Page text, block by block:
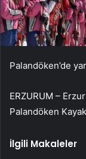
Palandöken’de
ERZURUM –
Palandöken
İlgili Makaleler